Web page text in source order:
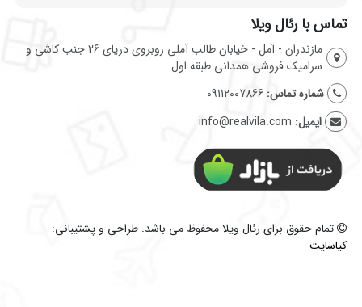
تماس با رئال ویلا
مازندران - آمل - خیابان طالب آملی روبروی دریای 26 جنب کاشی و
سرامیک فروشی همدانی طبقه اول
شماره تماس: 09112007866
ایمیل: info@realvila.com
تمام حقوق برای رئال ویلا محفوظ می باشد. طراحی و پشتیبانی:
کیاسایت